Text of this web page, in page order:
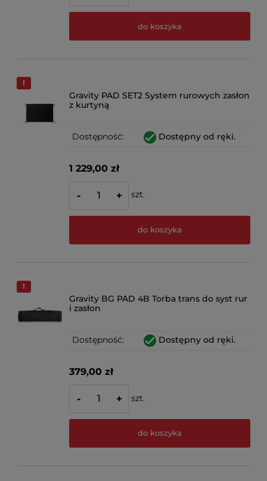
do koszyka
Gravity PAD SET2 System rurowych zasłon
z kurtyną
Dostępność: Dostępny od ręki.
1 229,00 zł
- + szt.
do koszyka
Gravity BG PAD 4B Torba trans do syst rur
i zasłon
Dostępność: Dostępny od ręki.
379,00 zł
- + szt.
do koszyka